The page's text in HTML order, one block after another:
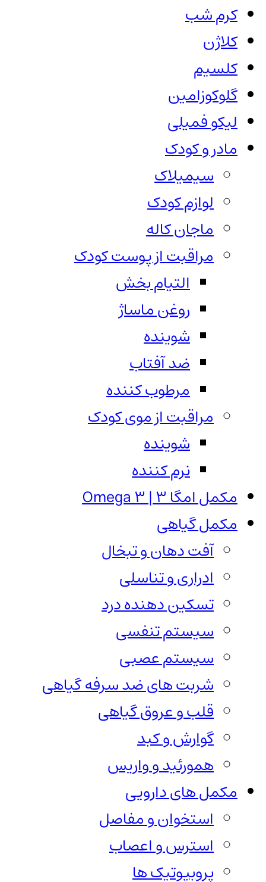
کرم شب
کلاژن
کلسیم
گلوکوزامین
لیکو فمیلی
مادر و کودک
سیمیلاک
لوازم کودک
ماجان کاله
مراقبت از پوست کودک
التیام بخش
روغن ماساژ
شوینده
ضد آفتاب
مرطوب کننده
مراقبت از موی کودک
شوینده
نرم کننده
مکمل امگا 3 | Omega 3
مکمل گیاهی
آفت دهان و تبخال
ادراری و تناسلی
تسکین دهنده درد
سیستم تنفسی
سیستم عصبی
شربت های ضد سرفه گیاهی
قلب و عروق گیاهی
گوارش و کبد
همورئید و واریس
مکمل های دارویی
استخوان و مفاصل
استرس و اعصاب
پروبیوتیک ها